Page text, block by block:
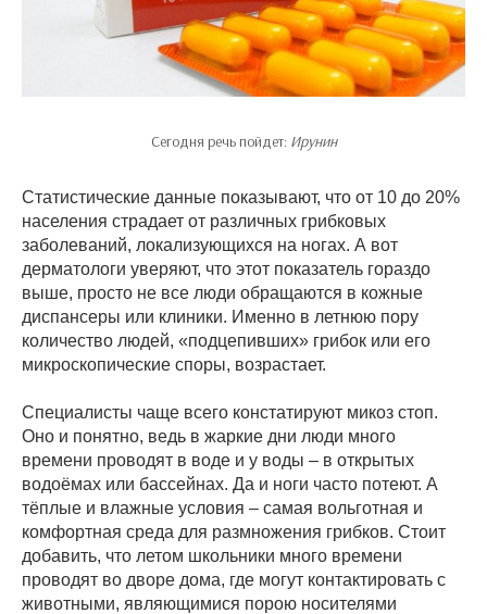
Сегодня речь пойдет: Ирунин
Статистические данные показывают, что от 10 до 20%
населения страдает от различных грибковых
заболеваний, локализующихся на ногах. А вот
дерматологи уверяют, что этот показатель гораздо
выше, просто не все люди обращаются в кожные
диспансеры или клиники. Именно в летнюю пору
количество людей, «подцепивших» грибок или его
микроскопические споры, возрастает.
Специалисты чаще всего констатируют микоз стоп.
Оно и понятно, ведь в жаркие дни люди много
времени проводят в воде и у воды – в открытых
водоёмах или бассейнах. Да и ноги часто потеют. А
тёплые и влажные условия – самая вольготная и
комфортная среда для размножения грибков. Стоит
добавить, что летом школьники много времени
проводят во дворе дома, где могут контактировать с
животными, являющимися порою носителями